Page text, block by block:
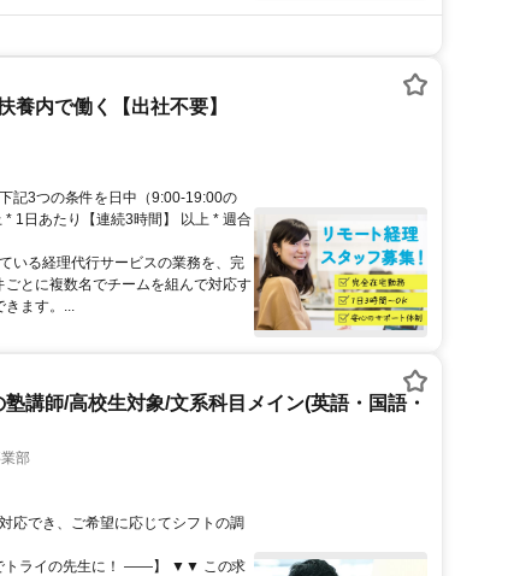
養内で働く【出社不要】
記3つの条件を日中（9:00-19:00の
1日あたり【連続3時間】 以上 * 週合
いる経理代行サービスの業務を、完
とに複数名でチームを組んで対応す
きます。...
講師/高校生対象/文系科目メイン(英語・国語・
部
応でき、ご希望に応じてシフトの調
トライの先生に！ ――】 ▼▼ この求